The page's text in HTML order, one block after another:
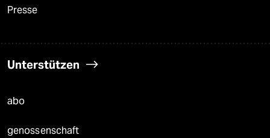
Presse
Unterstützen
abo
genossenschaft